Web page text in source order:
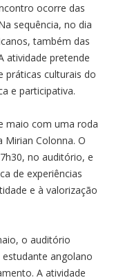
ocorre das
sequência, no dia
também das
atividade pretende
práticas culturais do
e participativa.
maio com uma roda
Mirian Colonna. O
no auditório, e
de experiências
e à valorização
o auditório
angolano
A atividade